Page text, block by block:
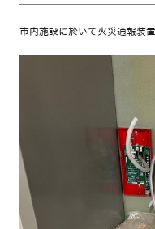
市内施設に於いて火災通報装